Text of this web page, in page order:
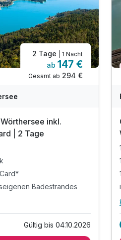
2 Tage | 1 Nacht
ab 147 €
Gesamt ab 294 €
inkl.
| 2 Tage
Badestrandes
Gültig bis 04.10.2026